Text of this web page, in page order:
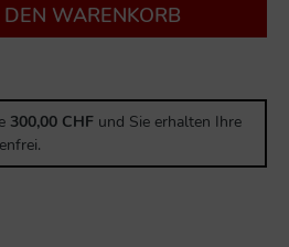
DEN WARENKORB
300,00 CHF und Sie erhalten Ihre